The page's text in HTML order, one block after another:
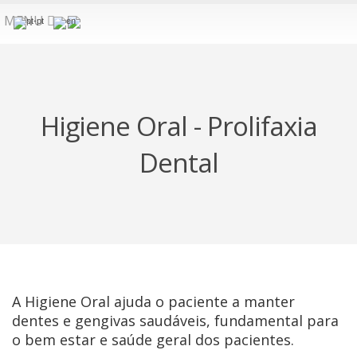
MENU
Higiene Oral - Prolifaxia
Dental
A Higiene Oral ajuda o paciente a manter
dentes e gengivas saudáveis, fundamental para
o bem estar e saúde geral dos pacientes.